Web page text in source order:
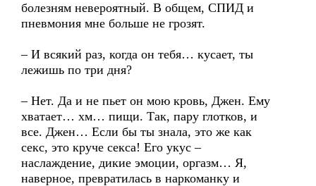
болезням невероятный. В общем, СПИД и
пневмония мне больше не грозят.
– И всякий раз, когда он тебя… кусает, ты
лежишь по три дня?
– Нет. Да и не пьет он мою кровь, Джен. Ему
хватает… хм… пищи. Так, пару глотков, и
все. Джен… Если бы ты знала, это же как
секс, это круче секса! Его укус –
наслаждение, дикие эмоции, оргазм… Я,
наверное, превратилась в наркоманку и